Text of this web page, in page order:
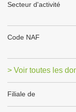
Secteur d'activité
Code NAF
> Voir toutes les
Filiale de